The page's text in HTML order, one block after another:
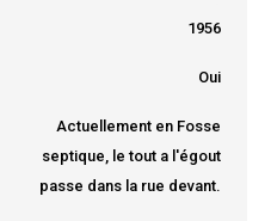
1956
Oui
Actuellement en Fosse
septique, le tout a l'égout
passe dans la rue devant.